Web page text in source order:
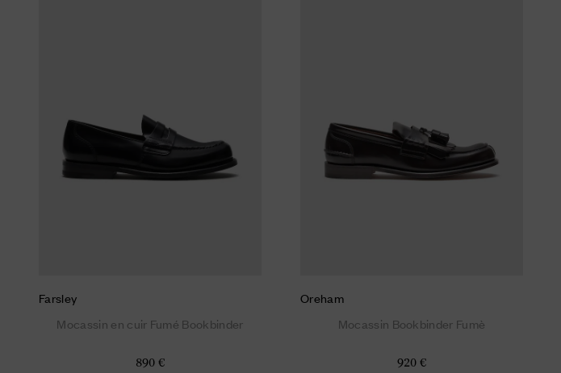
Farsley
Mocassin en cuir Fumé Bookbinder
890 €
Oreham
Mocassin Bookbinder Fumè
920 €